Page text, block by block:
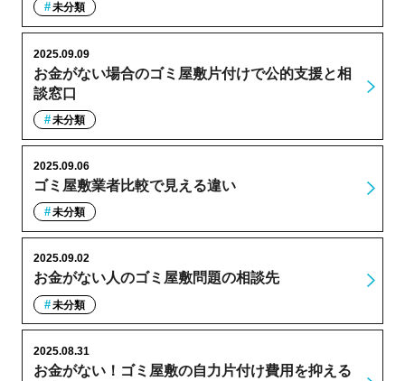
未分類
お金がない場合のゴミ屋敷片付けで公的支援と相
談窓口
2025.09.09
未分類
ゴミ屋敷業者比較で見える違い
2025.09.06
未分類
お金がない人のゴミ屋敷問題の相談先
2025.09.02
未分類
お金がない！ゴミ屋敷の自力片付け費用を抑える
2025.08.31